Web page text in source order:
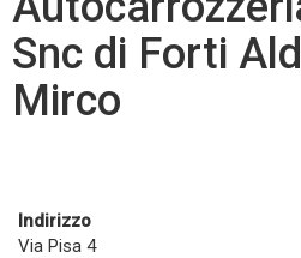
Snc di Forti
Mirco
Indirizzo
Via Pisa 4